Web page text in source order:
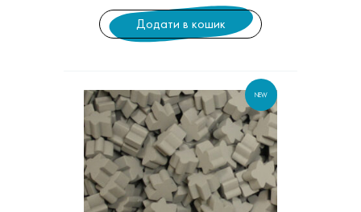
Додати в кошик
NEW